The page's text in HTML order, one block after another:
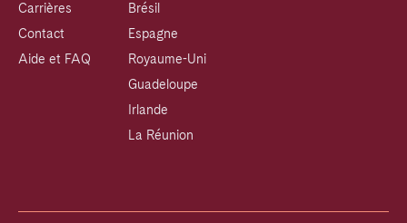
Carrières
Contact
Aide et FAQ
Brésil
Espagne
Royaume-Uni
Guadeloupe
Irlande
La Réunion